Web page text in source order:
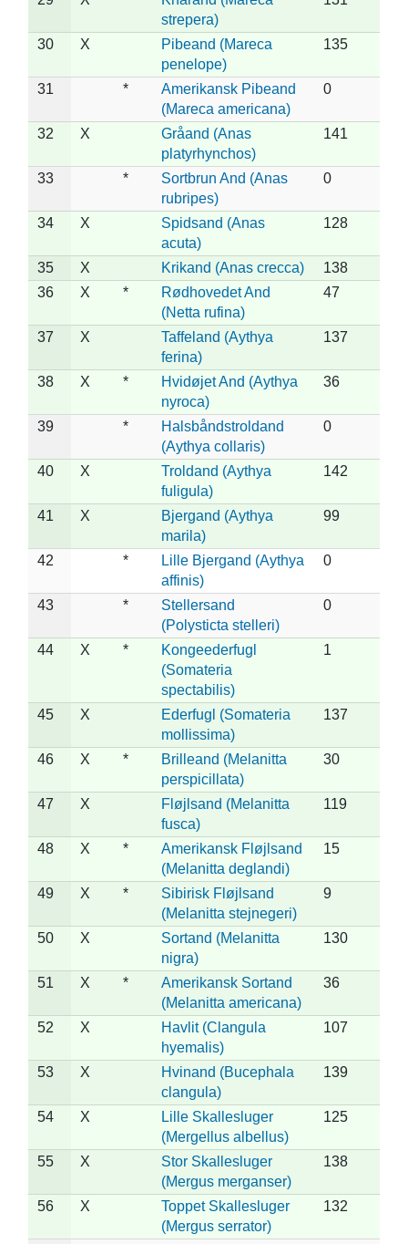
strepera)
30 X
Pibeand (Mareca
penelope)
135
31 *
Amerikansk Pibeand
(Mareca americana)
0
32 X
Gråand (Anas
platyrhynchos)
141
33 *
Sortbrun And (Anas
rubripes)
0
34 X
Spidsand (Anas
acuta)
128
35 X Krikand (Anas crecca)
138
36
X *
Rødhovedet And
(Netta rufina)
47
37 X
Taffeland (Aythya
ferina)
137
38 X *
Hvidøjet And (Aythya
nyroca)
36
39 *
Halsbåndstroldand
(Aythya collaris)
0
40 X
Troldand (Aythya
fuligula)
142
41 X
Bjergand (Aythya
marila)
99
42 *
Lille Bjergand (Aythya
affinis)
0
43 *
Stellersand
(Polysticta stelleri)
0
44 X *
Kongeederfugl
(Somateria
spectabilis)
1
45 X
Ederfugl (Somateria
mollissima)
137
46 X *
Brilleand (Melanitta
perspicillata)
30
47 X
Fløjlsand (Melanitta
fusca)
119
48 X *
Amerikansk Fløjlsand
(Melanitta deglandi)
15
49 X *
Sibirisk Fløjlsand
(Melanitta stejnegeri)
9
50 X
Sortand (Melanitta
nigra)
130
51 X *
Amerikansk Sortand
(Melanitta americana)
36
52 X
Havlit (Clangula
hyemalis)
107
53 X
Hvinand (Bucephala
clangula)
139
54 X
Lille Skallesluger
(Mergellus albellus)
125
55 X
Stor Skallesluger
(Mergus merganser)
138
56 X
Toppet Skallesluger
(Mergus serrator)
132